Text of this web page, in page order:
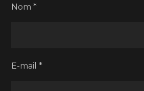
Nom*
E-mail*